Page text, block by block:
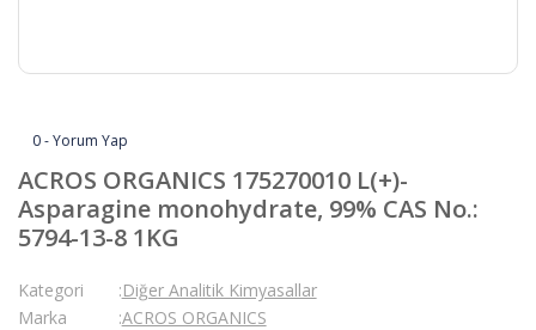
0 - Yorum Yap
ACROS ORGANICS 175270010 L(+)-
Asparagine monohydrate, 99% CAS No.:
5794-13-8 1KG
Kategori
Diğer Analitik Kimyasallar
Marka
ACROS ORGANICS